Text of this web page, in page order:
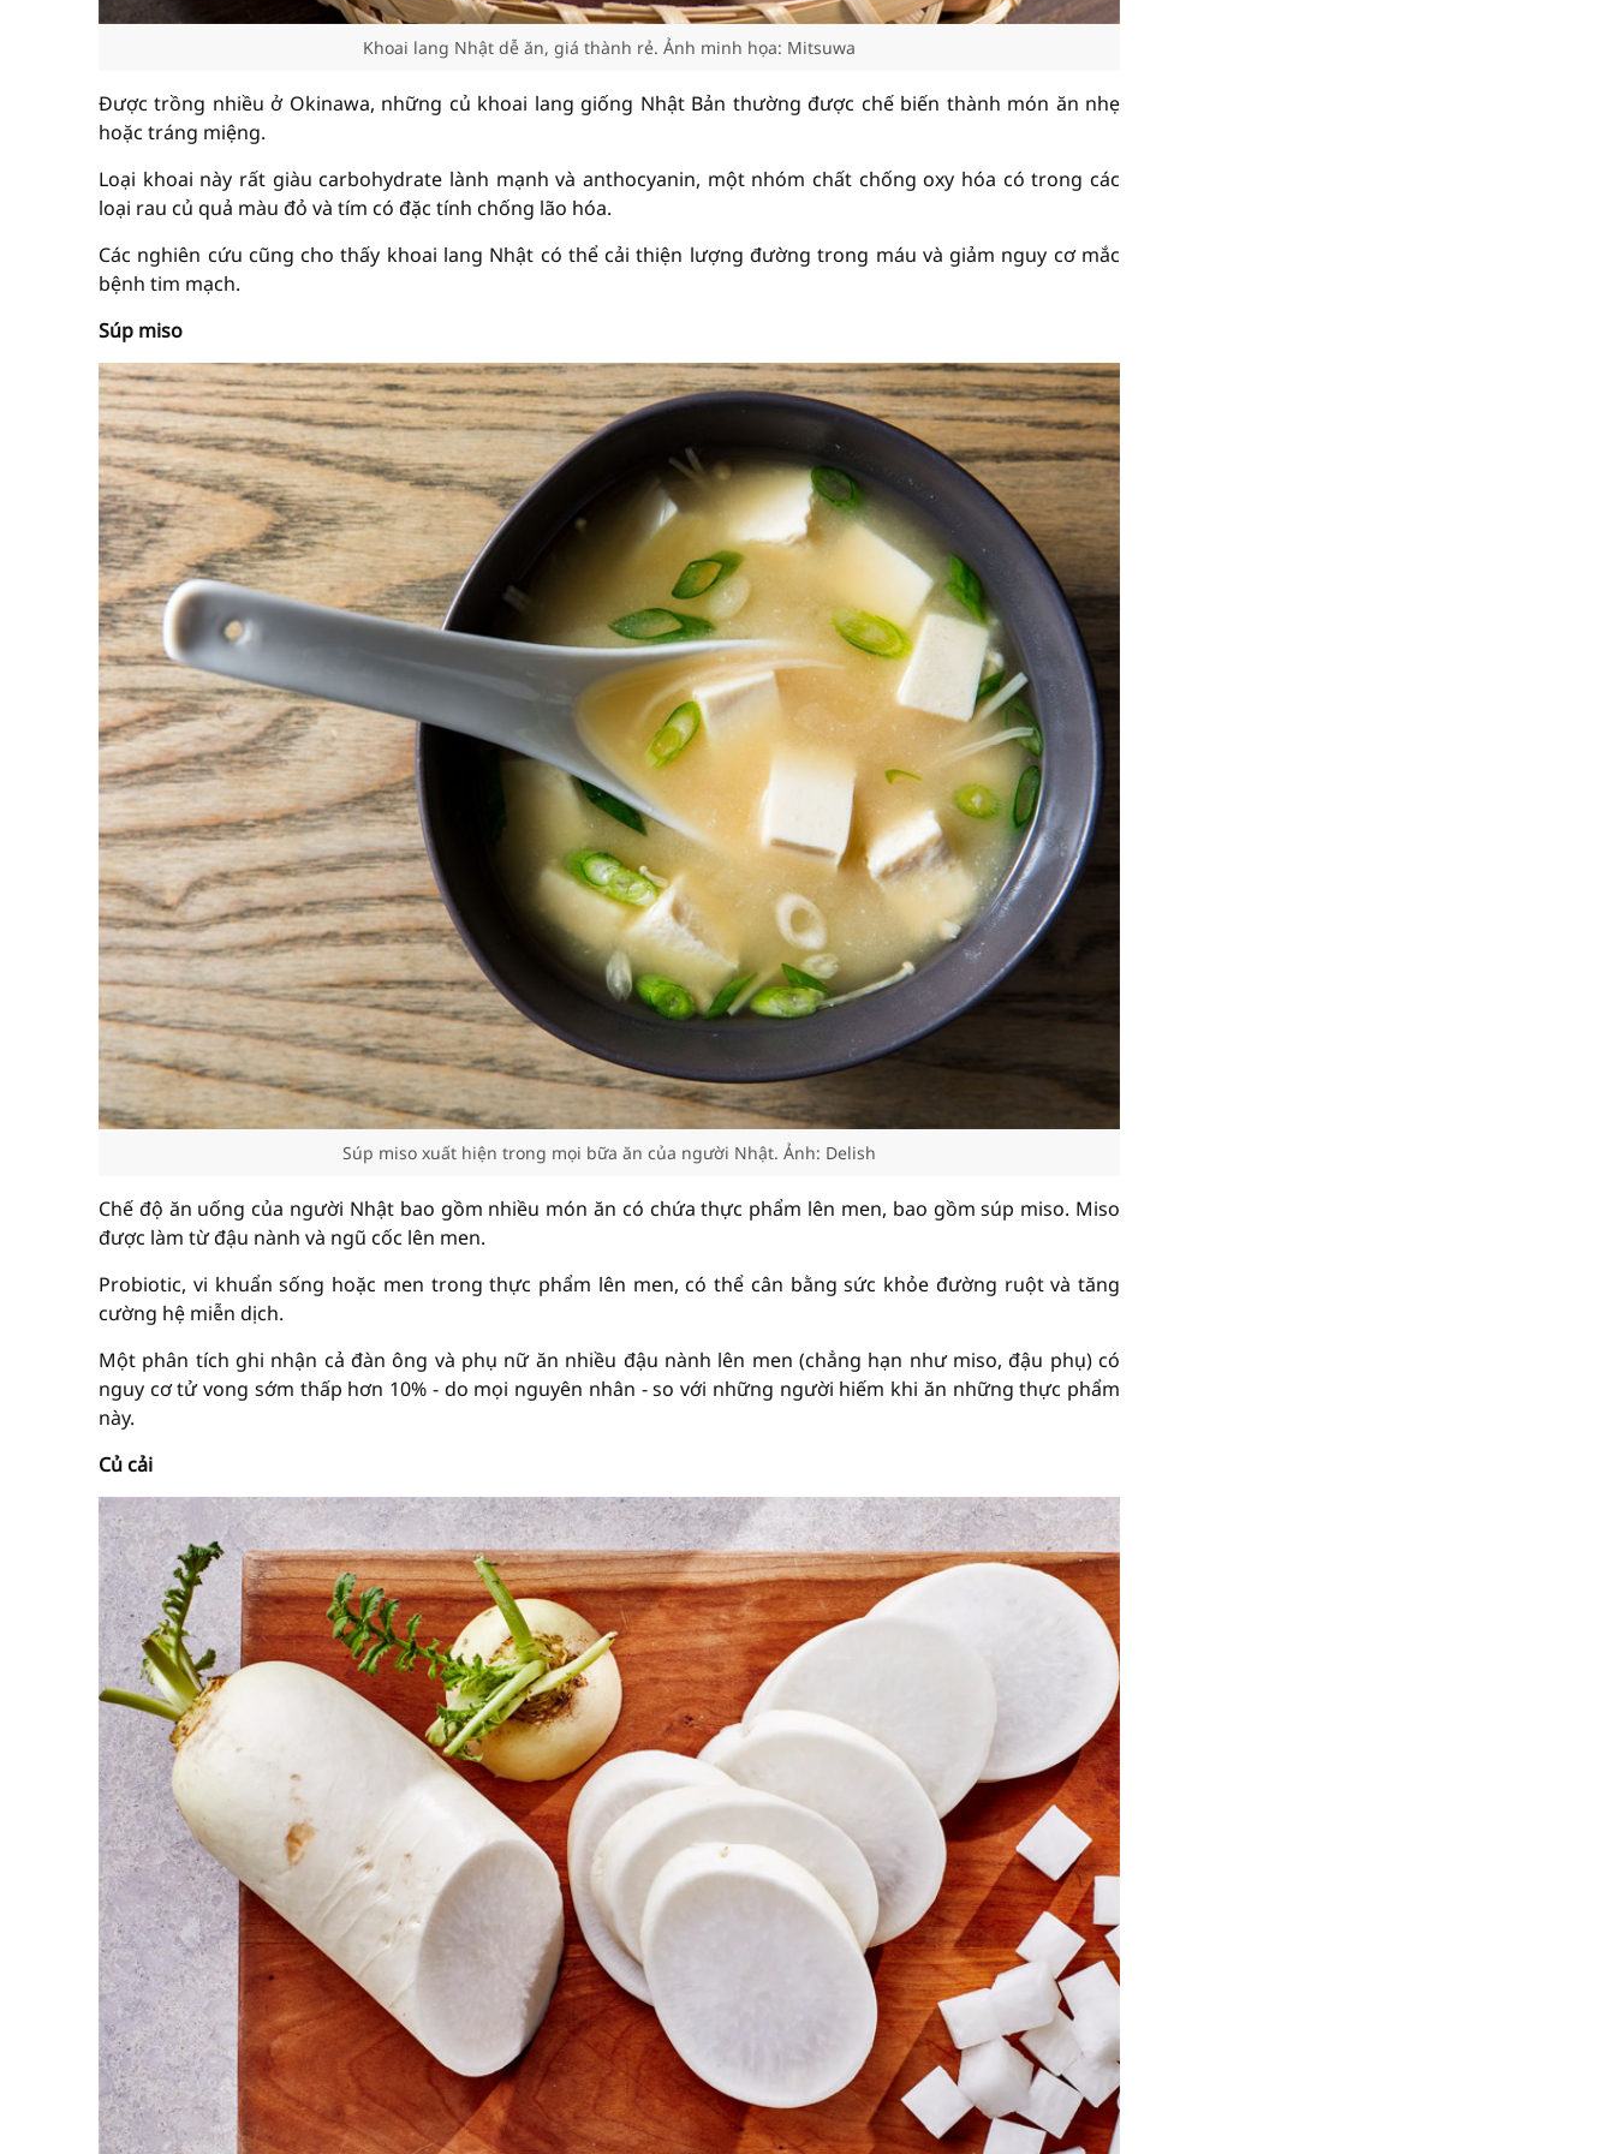
Khoai lang Nhật dễ ăn, giá thành rẻ. Ảnh minh họa: Mitsuwa
Được trồng nhiều ở Okinawa, những củ khoai lang giống Nhật Bản thường được chế biến thành món ăn nhẹ
hoặc tráng miệng.
Loại khoai này rất giàu carbohydrate lành mạnh và anthocyanin, một nhóm chất chống oxy hóa có trong các
loại rau củ quả màu đỏ và tím có đặc tính chống lão hóa.
Các nghiên cứu cũng cho thấy khoai lang Nhật có thể cải thiện lượng đường trong máu và giảm nguy cơ mắc
bệnh tim mạch.
Súp miso
Súp miso xuất hiện trong mọi bữa ăn của người Nhật. Ảnh: Delish
Chế độ ăn uống của người Nhật bao gồm nhiều món ăn có chứa thực phẩm lên men, bao gồm súp miso. Miso
được làm từ đậu nành và ngũ cốc lên men.
Probiotic, vi khuẩn sống hoặc men trong thực phẩm lên men, có thể cân bằng sức khỏe đường ruột và tăng
cường hệ miễn dịch.
Một phân tích ghi nhận cả đàn ông và phụ nữ ăn nhiều đậu nành lên men (chẳng hạn như miso, đậu phụ) có
nguy cơ tử vong sớm thấp hơn 10% - do mọi nguyên nhân - so với những người hiếm khi ăn những thực phẩm
này.
Củ cải